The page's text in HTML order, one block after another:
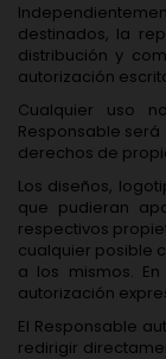
destinados, la
distribución y
autorización
Cualquier uso
Responsable
derechos de
Los diseños,
que pudieran
respectivos
cualquier posible
a los mismos.
autorización
El Responsable
redirigir